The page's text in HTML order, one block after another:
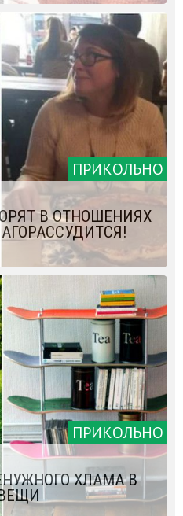
ПРИКОЛЬНО
В ОТНОШЕНИЯХ
ПРИКОЛЬНО
ХЛАМА В